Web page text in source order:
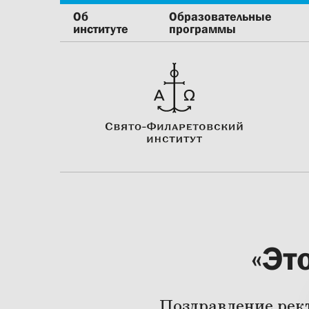
Об
институте
Образовательные
программы